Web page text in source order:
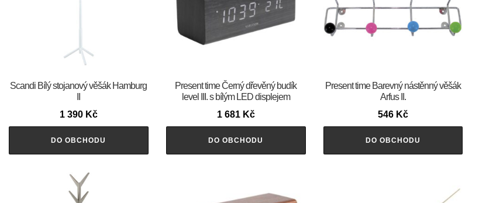
Scandi Bílý stojanový věšák Hamburg
1 390 Kč
DO OBCHODU
Present time Černý dřevěný budík
level III. s bílým LED displejem
1 681 Kč
DO OBCHODU
Present time Barevný nástěnný věšák
Arfus II.
546 Kč
DO OBCHODU